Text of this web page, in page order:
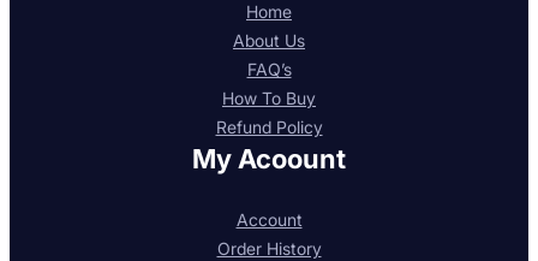
Home
About Us
FAQ’s
How To Buy
Refund Policy
My Acoount
Account
Order History